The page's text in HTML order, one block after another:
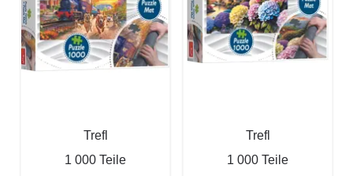
Trefl
1 000 Teile
Trefl
1 000 Teile